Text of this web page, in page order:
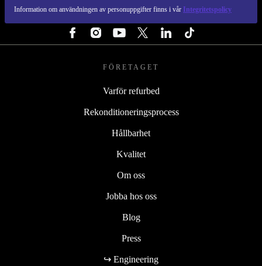
Information om användningen av personuppgifter finns i vår Integritetspolicy
FÖLJ OSS
FÖRETAGET
Varför refurbed
Rekonditioneringsprocess
Hållbarhet
Kvalitet
Om oss
Jobba hos oss
Blog
Press
↪ Engineering